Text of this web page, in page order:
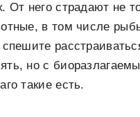
От него страдают не
в том числе
но с
такие есть.